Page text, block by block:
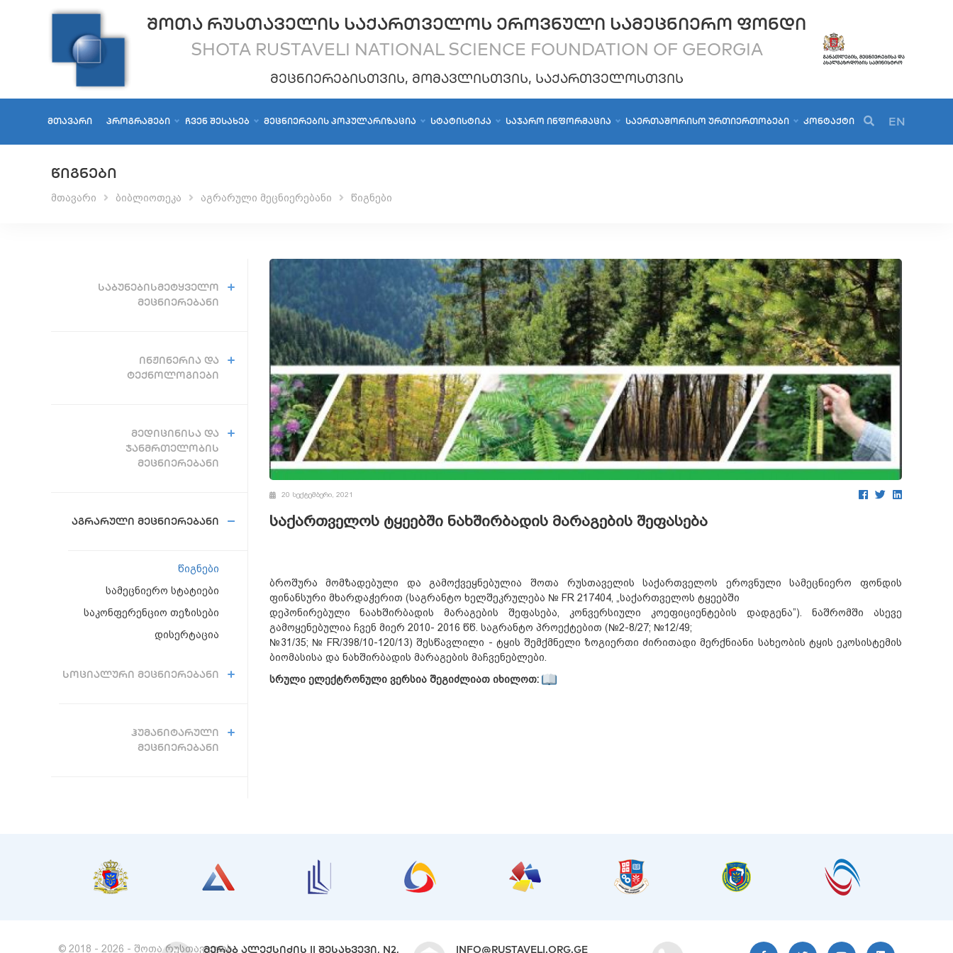
ᲨᲝᲗᲐ ᲠᲣᲡᲗᲐᲕᲔᲚᲘᲡ ᲡᲐᲥᲐᲠᲗᲕᲔᲚᲝᲡ ᲔᲠᲝᲕᲜᲣᲚᲘ ᲡᲐᲛᲔᲪᲜᲘᲔᲠᲝ ᲤᲝᲜᲓᲘ
SHOTA RUSTAVELI NATIONAL SCIENCE FOUNDATION OF GEORGIA
ᲛᲔᲪᲜᲘᲔᲠᲔᲑᲘᲡᲗᲕᲘᲡ, ᲛᲝᲛᲐᲕᲚᲘᲡᲗᲕᲘᲡ, ᲡᲐᲥᲐᲠᲗᲕᲔᲚᲝᲡᲗᲕᲘᲡ
ᲛᲗᲐᲕᲐᲠᲘ ᲞᲠᲝᲒᲠᲐᲛᲔᲑᲘ ᲩᲕᲔᲜ ᲨᲔᲡᲐᲮᲔᲑ ᲛᲔᲪᲜᲘᲔᲠᲔᲑᲘᲡ ᲞᲝᲞᲣᲚᲐᲠᲘᲖᲐᲪᲘᲐ ᲡᲢᲐᲢᲘᲡᲢᲘᲙᲐ ᲡᲐᲯᲐᲠᲝ ᲘᲜᲤᲝᲠᲛᲐᲪᲘᲐ ᲡᲐᲔᲠᲗᲐᲨᲝᲠᲘᲡᲝ ᲣᲠᲗᲘᲔᲠᲗᲝᲑᲔᲑᲘ ᲙᲝᲜᲢᲐᲥᲢᲘ EN
ᲬᲘᲒᲜᲔᲑᲘ
მთავარი ბიბლიოთეკა აგრარული მეცნიერებანი წიგნები
ᲡᲐᲑᲣᲜᲔᲑᲘᲡᲛᲔᲢᲧᲕᲔᲚᲝ
ᲛᲔᲪᲜᲘᲔᲠᲔᲑᲐᲜᲘ
ᲘᲜᲟᲘᲜᲔᲠᲘᲐ ᲓᲐ
ᲢᲔᲥᲜᲝᲚᲝᲒᲘᲔᲑᲘ
ᲛᲔᲓᲘᲪᲘᲜᲘᲡᲐ ᲓᲐ
ᲯᲐᲜᲛᲠᲗᲔᲚᲝᲑᲘᲡ
ᲛᲔᲪᲜᲘᲔᲠᲔᲑᲐᲜᲘ
ᲐᲒᲠᲐᲠᲣᲚᲘ ᲛᲔᲪᲜᲘᲔᲠᲔᲑᲐᲜᲘ
წიგნები
სამეცნიერო სტატიები
საკონფერენციო თეზისები
დისერტაცია
ᲡᲝᲪᲘᲐᲚᲣᲠᲘ ᲛᲔᲪᲜᲘᲔᲠᲔᲑᲐᲜᲘ
ᲰᲣᲛᲐᲜᲘᲢᲐᲠᲣᲚᲘ
ᲛᲔᲪᲜᲘᲔᲠᲔᲑᲐᲜᲘ
20 სექტემბერი, 2021
საქართველოს ტყეებში ნახშირბადის მარაგების შეფასება
ბროშურა მომზადებული და გამოქვეყნებულია შოთა რუსთაველის საქართველოს ეროვნული სამეცნიერო ფონდის
ფინანსური მხარდაჭერით (საგრანტო ხელშეკრულება № FR 217404, „საქართველოს ტყეებში
დეპონირებული ნაახშირბადის მარაგების შეფასება, კონვერსიული კოეფიციენტების დადგენა”). ნაშრომში ასევე
გამოყენებულია ჩვენ მიერ 2010- 2016 წწ. საგრანტო პროექტებით (№2-8/27; №12/49;
№31/35; № FR/398/10-120/13) შესწავლილი - ტყის შემქმნელი ზოგიერთი ძირითადი მერქნიანი სახეობის ტყის ეკოსისტემის
ბიომასისა და ნახშირბადის მარაგების მაჩვენებლები.
სრული ელექტრონული ვერსია შეგიძლიათ იხილოთ:
© 2018 - 2026 - შოთა რუსთაველისᲛᲔᲠᲐᲑ ᲐᲚᲔᲥᲡᲘᲫᲘᲡ II ᲨᲔᲡᲐᲮᲕᲔᲕᲘ, N2, INFO@RUSTAVELI.ORG.GE